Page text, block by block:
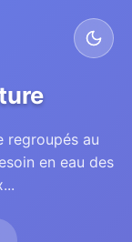
regroupés au
en eau des